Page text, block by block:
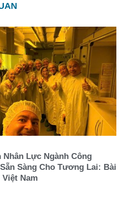
Nhân Lực Ngành Công
Sàng Cho Tương Lai: Bài
Nam